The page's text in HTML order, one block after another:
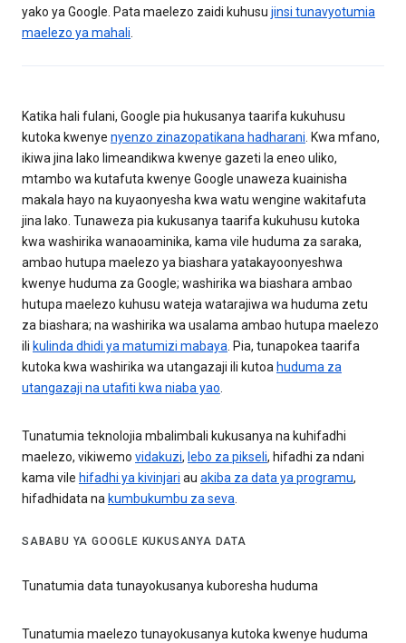
yako ya Google. Pata maelezo zaidi kuhusu jinsi tunavyotumia
maelezo ya mahali.
Katika hali fulani, Google pia hukusanya taarifa kukuhusu
kutoka kwenye nyenzo zinazopatikana hadharani. Kwa mfano,
ikiwa jina lako limeandikwa kwenye gazeti la eneo uliko,
mtambo wa kutafuta kwenye Google unaweza kuainisha
makala hayo na kuyaonyesha kwa watu wengine wakitafuta
jina lako. Tunaweza pia kukusanya taarifa kukuhusu kutoka
kwa washirika wanaoaminika, kama vile huduma za saraka,
ambao hutupa maelezo ya biashara yatakayoonyeshwa
kwenye huduma za Google; washirika wa biashara ambao
hutupa maelezo kuhusu wateja watarajiwa wa huduma zetu
za biashara; na washirika wa usalama ambao hutupa maelezo
ili kulinda dhidi ya matumizi mabaya. Pia, tunapokea taarifa
kutoka kwa washirika wa utangazaji ili kutoa huduma za
utangazaji na utafiti kwa niaba yao.
Tunatumia teknolojia mbalimbali kukusanya na kuhifadhi
maelezo, vikiwemo vidakuzi, lebo za pikseli, hifadhi za ndani
kama vile hifadhi ya kivinjari au akiba za data ya programu,
hifadhidata na kumbukumbu za seva.
SABABU YA GOOGLE KUKUSANYA DATA
Tunatumia data tunayokusanya kuboresha huduma
Tunatumia maelezo tunayokusanya kutoka kwenye huduma